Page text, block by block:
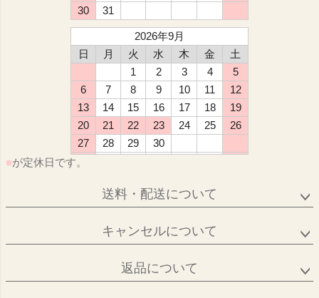
30
31
2026年9月
日
月 火 水 木 金
土
1
2 3 4
5
6
7 8 9 10 11
12
13
14 15 16 17 18
19
20
21 22 23 24 25
26
27
28 29
30
■が定休日です。
送料・配送について
キャンセルについて
返品について